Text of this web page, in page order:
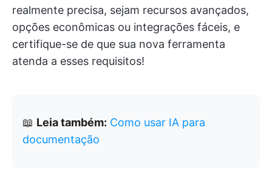
realmente precisa, sejam recursos avançados,
opções econômicas ou integrações fáceis, e
certifique-se de que sua nova ferramenta
atenda a esses requisitos!
📖 Leia também: Como usar IA para
documentação